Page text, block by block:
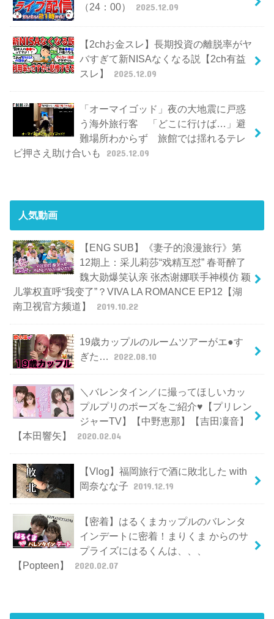
（24：00）
2025.12.09
【2chお金スレ】長期投資の離脱率がヤ
バすぎて新NISAなくなる説【2ch有益
スレ】
2025.12.09
「オーマイゴッド」夜の大地震に戸惑
う海外旅行客 「どこに行けば…」避
難場所わからず 旅館では揺れるテレ
ビ押さえ助け合いも
2025.12.09
人気動画
【ENG SUB】《妻子的浪漫旅行》第
12期上：采儿莉莎“戏精互怼” 春哥醉了
魏大勋爆笑认亲 张杰谢娜联手神模仿 颖
儿掌权直呼“我变了”？VIVA LA ROMANCE EP12【湖
南卫视官方频道】
2019.10.22
19歳カップルのルームツアーがエ●す
ぎた…
2022.08.10
＼バレンタイン／に撮ってほしいカッ
プルプリのポーズをご紹介♥【プリレン
ジャーTV】【中野恵那】【吉田凜音】
【本田響矢】
2020.02.04
【Vlog】福岡旅行で酒に敗北した with
岡奈なな子 2019.12.19
【密着】はるくまカップルのバレンタ
インデートに密着！まりくま からのサ
プライズにはるくんは、、、
【Popteen】
2020.02.07